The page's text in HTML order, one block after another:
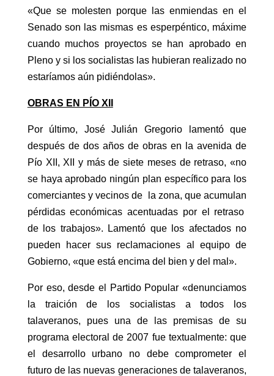
«Que se molesten porque las enmiendas en el
Senado son las mismas es esperpéntico, máxime
cuando muchos proyectos se han aprobado en
Pleno y si los socialistas las hubieran realizado no
estaríamos aún pidiéndolas».
OBRAS EN PÍO XII
Por último, José Julián Gregorio lamentó que
después de dos años de obras en la avenida de
Pío XII, XII y más de siete meses de retraso, «no
se haya aprobado ningún plan específico para los
comerciantes y vecinos de la zona, que acumulan
pérdidas económicas acentuadas por el retraso
de los trabajos». Lamentó que los afectados no
pueden hacer sus reclamaciones al equipo de
Gobierno, «que está encima del bien y del mal».
Por eso, desde el Partido Popular «denunciamos
la traición de los socialistas a todos los
talaveranos, pues una de las premisas de su
programa electoral de 2007 fue textualmente: que
el desarrollo urbano no debe comprometer el
futuro de las nuevas generaciones de talaveranos,